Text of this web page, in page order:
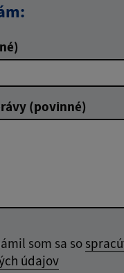
(povinné)
som sa so
údajov